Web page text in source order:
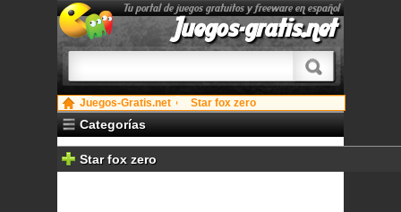
Tu portal de juegos gratuitos y freeware en español
Juegos-gratis.net
Juegos-Gratis.net Star fox zero
Categorías
Star fox zero